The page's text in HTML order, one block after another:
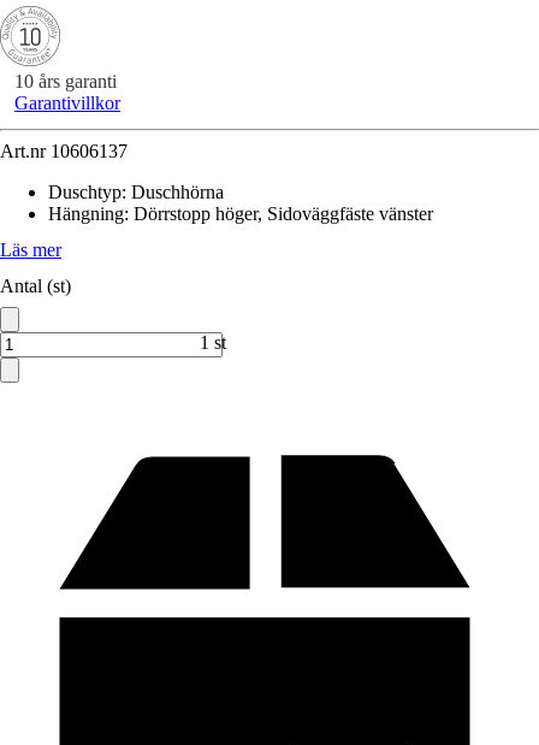
10 års garanti
Garantivillkor
Art.nr 10606137
Duschtyp: Duschhörna
Hängning: Dörrstopp höger, Sidoväggfäste vänster
Läs mer
Antal (st)
1 st